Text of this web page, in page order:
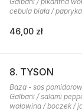
cebula biała /
46,00 zł
8. TYSON
Baza - sos
Galbani / salami
wołowina / boczek /